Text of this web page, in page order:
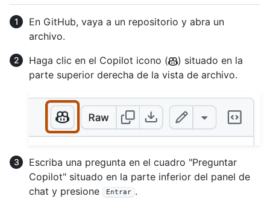
En GitHub, vaya a un repositorio y abra un
archivo.
Haga clic en el Copilot icono (
) situado en la
parte superior derecha de la vista de archivo.
Escriba una pregunta en el cuadro "Preguntar
Copilot" situado en la parte inferior del panel de
chat y presione
Entrar .